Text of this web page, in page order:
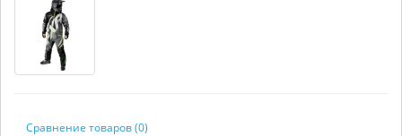
Сравнение товаров (0)